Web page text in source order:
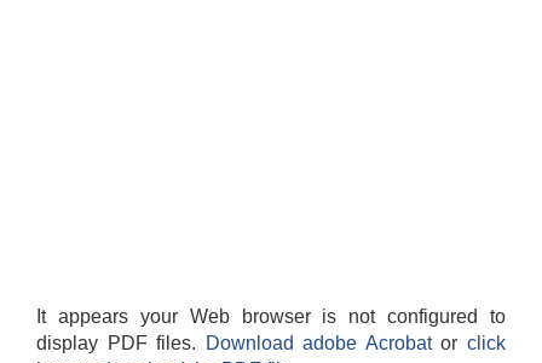
It appears your Web browser is not configured to
display PDF files.
Download adobe Acrobatorclick